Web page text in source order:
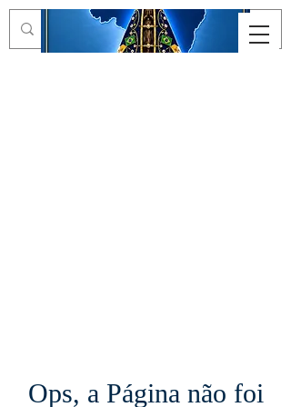
Ops, a Página não foi